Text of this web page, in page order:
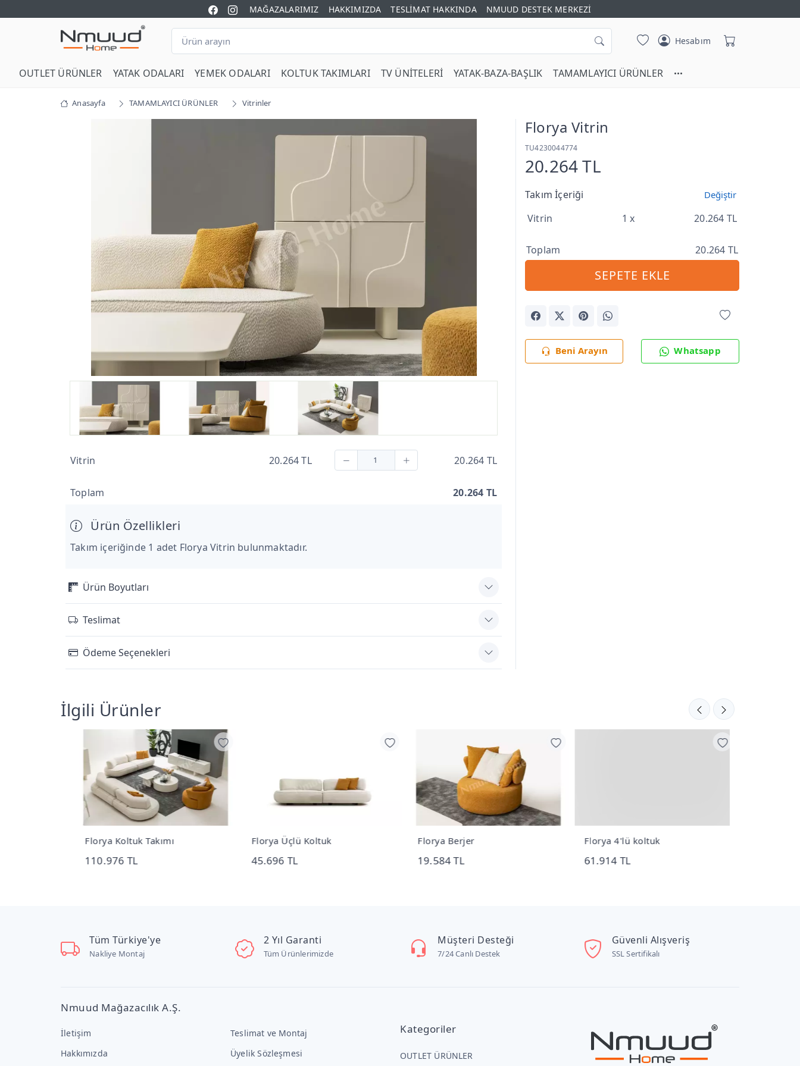
MAĞAZALARIMIZ HAKKIMIZDA TESLİMAT HAKKINDA NMUUD DESTEK MERKEZİ
Hesabım
OUTLET ÜRÜNLER YATAK ODALARI YEMEK ODALARI KOLTUK TAKIMLARI TV ÜNİTELERİ YATAK-BAZA-BAŞLIK TAMAMLAYICI ÜRÜNLER
Anasayfa TAMAMLAYICI ÜRÜNLER Vitrinler
Florya Vitrin
TU4230044774
20.264 TL
Takım İçeriği Değiştir
Vitrin 1 x 20.264 TL
Toplam 20.264 TL
SEPETE EKLE
Beni Arayın Whatsapp
Vitrin 20.264 TL 20.264 TL
Toplam 20.264 TL
Ürün Özellikleri
Takım içeriğinde 1 adet Florya Vitrin bulunmaktadır.
Ürün Boyutları
Teslimat
Ödeme Seçenekleri
İlgili Ürünler
Florya Koltuk Takımı
110.976 TL
Florya Üçlü Koltuk
45.696 TL
Florya Berjer
19.584 TL
Florya 4'lü koltuk
61.914 TL
Tüm Türkiye'ye
Nakliye Montaj
2 Yıl Garanti
Tüm Ürünlerimizde
Müşteri Desteği
7/24 Canlı Destek
Güvenli Alışveriş
SSL Sertifikalı
Nmuud Mağazacılık A.Ş.
İletişim
Hakkımızda
Teslimat ve Montaj
Üyelik Sözleşmesi
Kategoriler
OUTLET ÜRÜNLER